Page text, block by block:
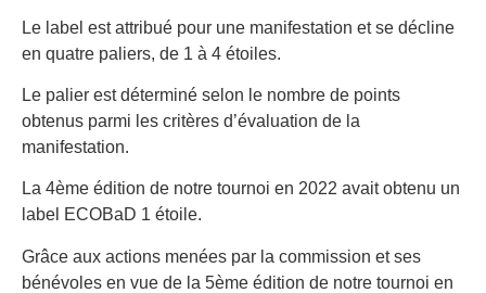
Le label est attribué pour une manifestation et se décline
en quatre paliers, de 1 à 4 étoiles.
Le palier est déterminé selon le nombre de points
obtenus parmi les critères d’évaluation de la
manifestation.
La 4ème édition de notre tournoi en 2022 avait obtenu un
label ECOBaD 1 étoile.
Grâce aux actions menées par la commission et ses
bénévoles en vue de la 5ème édition de notre tournoi en